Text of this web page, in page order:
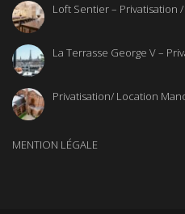
Loft Sentier – Privatisation
La Terrasse George V –
Privatisation/ Location
MENTION LÉGALE